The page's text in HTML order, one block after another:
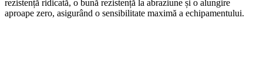
rezistență ridicată, o bună rezistență la abraziune și o alungire
aproape zero, asigurând o sensibilitate maximă a echipamentului.